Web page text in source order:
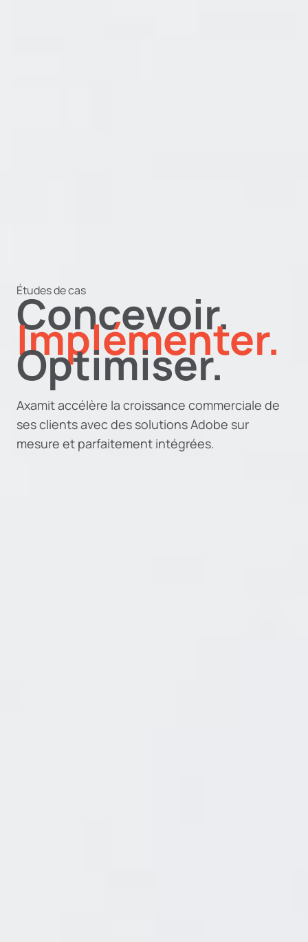
Études de cas
Concevoir.
Implémenter.
Optimiser.
Axamitaccélère la croissance commerciale de
ses clients avec des solutions Adobe sur
mesure et parfaitement intégrées.